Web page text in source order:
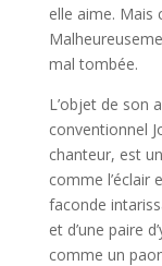
elle aime. Mais
mal tombée.
L’objet de son
conventionnel
chanteur, est
comme l’éclair
faconde
et d’une paire
comme un